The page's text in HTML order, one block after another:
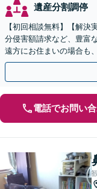
遺産分割調停
【初回相談無料】【解決
分侵害額請求など、豊富
遠方にお住まいの場合も
可能です【弁護士歴20年
電話でお問い